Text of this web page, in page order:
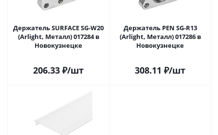
Держатель SURFACE SG-W20
(Arlight, Металл) 017284 в
Новокузнецке
206.33 ₽/шт
Держатель PEN SG-R13
(Arlight, Металл) 017286 в
Новокузнецке
308.11 ₽/шт